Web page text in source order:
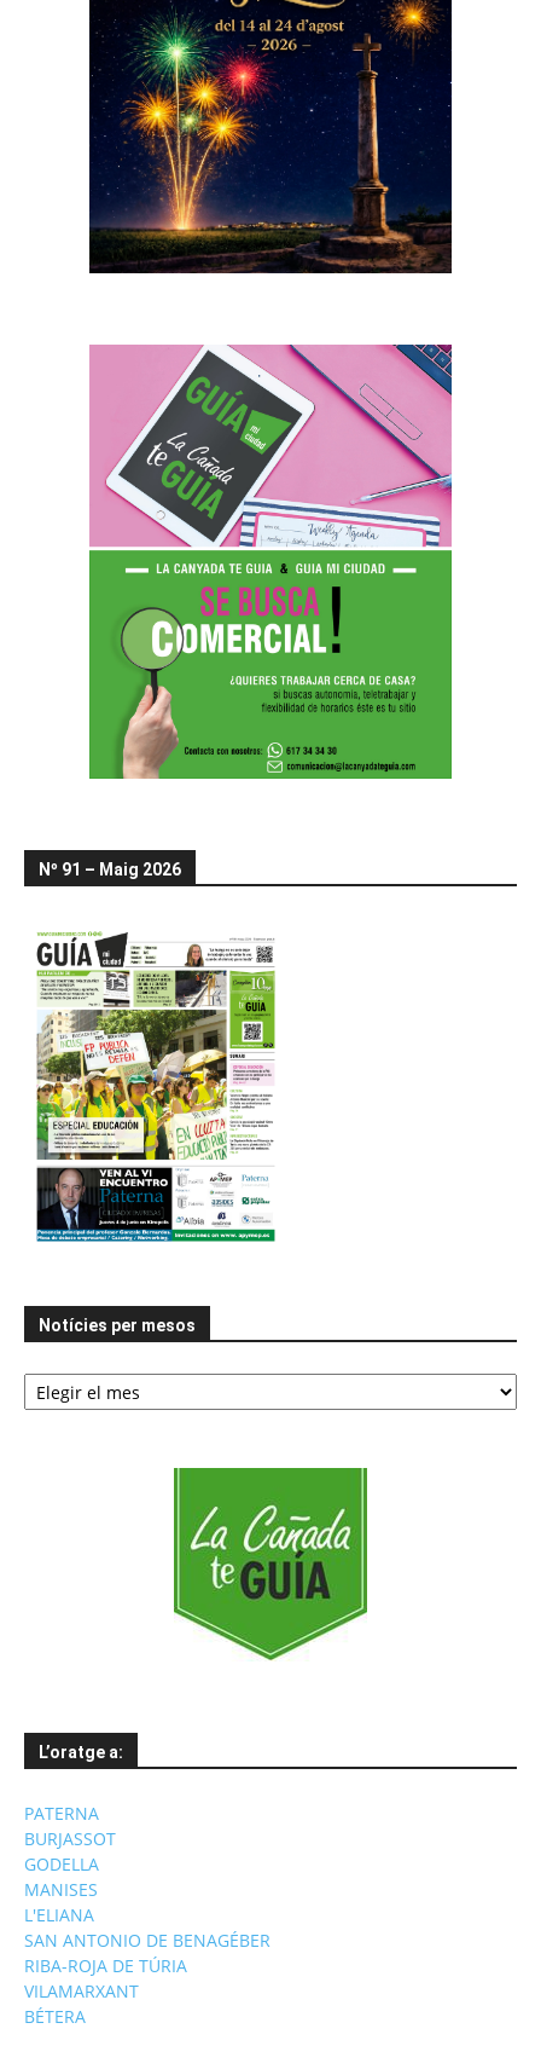
Nº 91 – Maig 2026
Notícies per mesos
Notícies
per
L’oratge a:
PATERNA
BURJASSOT
GODELLA
MANISES
L'ELIANA
SAN ANTONIO DE BENAGÉBER
RIBA-ROJA DE TÚRIA
VILAMARXANT
BÉTERA